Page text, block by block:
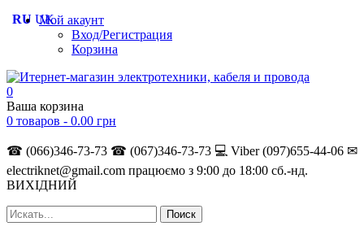
Мой акаунт
Вход/Регистрация
Корзина
0
Ваша корзина
0 товаров - 0.00 грн
☎ (066)346-73-73 ☎ (067)346-73-73 💻 Viber (097)655-44-06 ✉
electriknet@gmail.com працюємо з 9:00 до 18:00 сб.-нд.
ВИХІДНИЙ
RU UK